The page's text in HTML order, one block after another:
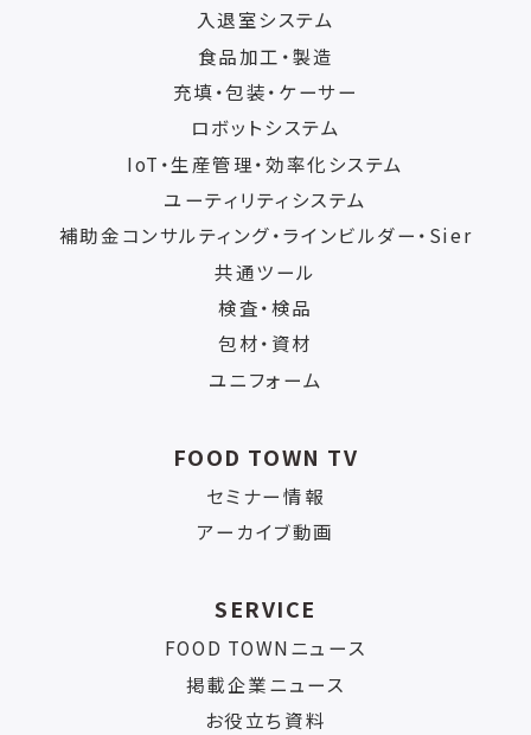
入退室システム
食品加工・製造
充填・包装・ケーサー
ロボットシステム
IoT・生産管理・効率化システム
ユーティリティシステム
補助金コンサルティング・ラインビルダー・Sier
共通ツール
検査・検品
包材・資材
ユニフォーム
FOOD TOWN TV
セミナー情報
アーカイブ動画
SERVICE
FOOD TOWNニュース
掲載企業ニュース
お役立ち資料